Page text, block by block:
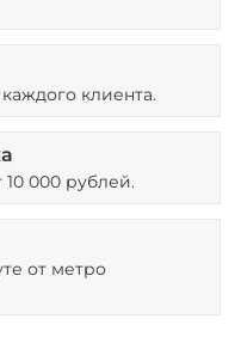
клиента.
000 рублей.
от метро